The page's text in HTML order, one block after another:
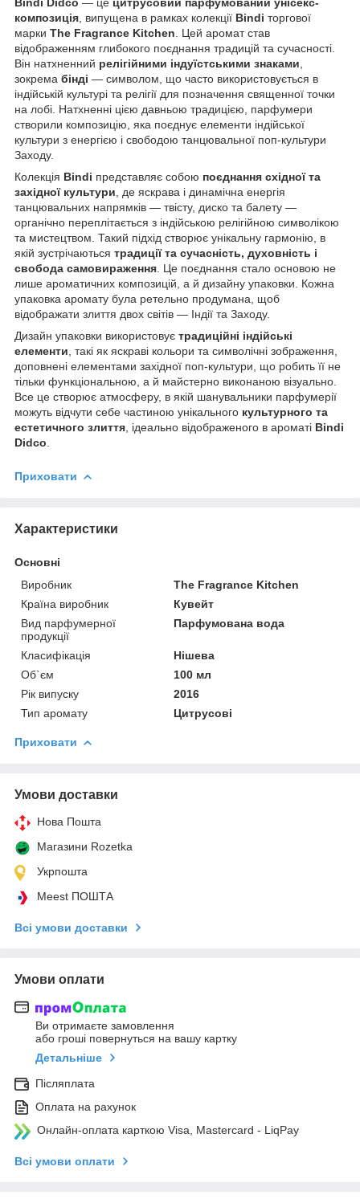
композиція , випущена в рамках колекції Bindi торгової
марки The Fragrance Kitchen . Цей аромат став
відображенням глибокого поєднання традицій та сучасності.
Він натхненний релігійними індуїстськими знаками
зокрема бінді — символом, що часто використовується в
індійській культурі та релігії для позначення священної точки
на лобі. Натхненні цією давньою традицією, парфумери
створили композицію, яка поєднує елементи індійської
культури з енергією і свободою танцювальної поп-культури
Заходу.
Колекція Bindi представляє собою поєднання східної та
західної культури , де яскрава і динамічна енергія
танцювальних напрямків — твісту, диско та балету —
органічно переплітається з індійською релігійною символікою
та мистецтвом. Такий підхід створює унікальну гармонію, в
якій зустрічаються традиції та сучасність, духовність і
свобода самовираження . Це поєднання стало основою не
лише ароматичних композицій, а й дизайну упаковки. Кожна
упаковка аромату була ретельно продумана, щоб
відображати злиття двох світів — Індії та Заходу.
Дизайн упаковки використовує традиційні індійські
елементи , такі як яскраві кольори та символічні зображення,
доповнені елементами західної поп-культури, що робить її не
тільки функціональною, а й майстерно виконаною візуально.
Все це створює атмосферу, в якій шанувальники парфумерії
можуть відчути себе частиною унікального культурного та
естетичного злиття , ідеально відображеного в ароматі Bindi
Didco
Приховати
Характеристики
Основні
Виробник
The Fragrance Kitchen
Країна виробник
Кувейт
Вид парфумерної
продукції
Парфумована вода
Класифікація
Нішева
Об`єм
100 мл
Рік випуску
2016
Тип аромату
Цитрусові
Приховати
Умови доставки
Нова Пошта
Магазини Rozetka
Укрпошта
Meest ПОШТА
Всі умови доставки
Умови оплати
Ви отримаєте замовлення
або гроші повернуться на вашу картку
Детальніше
Післяплата
Оплата на рахунок
Онлайн-оплата карткою Visa, Mastercard - LiqPay
Всі умови оплати